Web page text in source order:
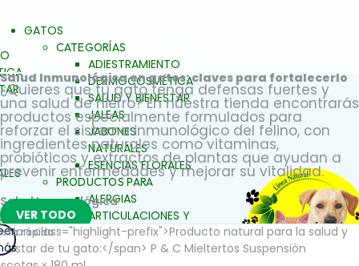
Y
GATOS
CATEGORÍAS
ADIESTRAMIENTO
DERMOCOSMÉTICA
SALUD Y BIENESTAR
JALEAS
JABONES
NATURALES
ESENCIAS FLORALES
PRODUCTOS PARA
ALERGIAS
ARTICULACIONES Y
MÚSCULOS
BELLEZA Y LIMPIEZA
FAMILIAS
Salud Inmunológica en gatos: claves para fortalecerlo​
¿Quieres que tu gato tenga defensas fuertes y
una salud de hierro? En nuestra tienda encontrarás
productos especialmente formulados para
reforzar el sistema inmunológico del felino, con
ingredientes naturales como vitaminas,
probióticos y extractos de plantas que ayudan a
prevenir enfermedades y mejorar su vitalidad.
Salud Inmunológica
VER TODO
rápida